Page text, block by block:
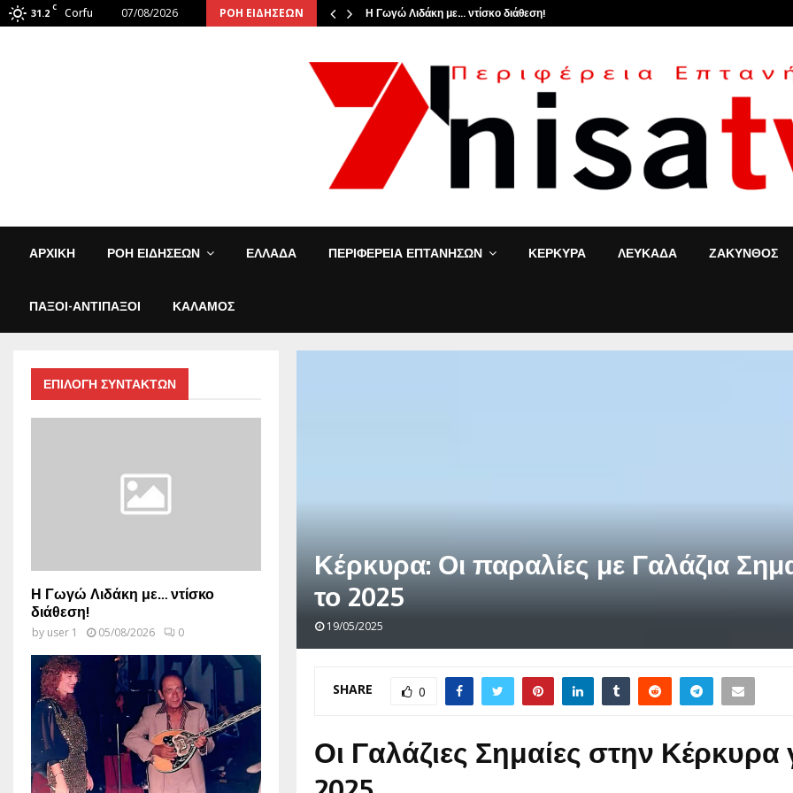
31.2 C Corfu 07/08/2026 ΡΟΗ ΕΙΔΗΣΕΩΝ
Οι φιναλίστ αναστάτωσαν την… Η Γωγώ Λιδάκη με… ντίσκο διάθεση!
ΑΡΧΙΚΗ ΡΟΗ ΕΙΔΗΣΕΩΝ ΕΛΛΑΔΑ ΠΕΡΙΦΕΡΕΙΑ ΕΠΤΑΝΗΣΩΝ ΚΕΡΚΥΡΑ ΛΕΥΚΑΔΑ ΖΑΚΥΝΘΟΣ
ΠΑΞΟΙ-ΑΝΤΙΠΑΞΟΙ ΚΑΛΑΜΟΣ
Κέρκυρα: Οι παραλίες με Γαλάζια
το 2025
19/05/2025
SHARE 0
Οι Γαλάζιες Σημαίες στην Κέρκυρα
ΕΠΙΛΟΓΗ ΣΥΝΤΑΚΤΩΝ
Η Γωγώ Λιδάκη με… ντίσκο
διάθεση!
by user 1 05/08/2026 0